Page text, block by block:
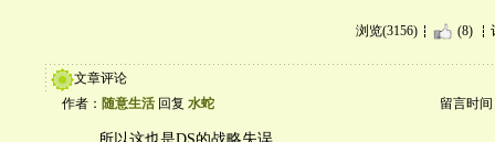
浏览(3156) (8)
文章评论
作者： 随意生活 回复 水蛇 留言时间